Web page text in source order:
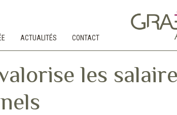
ACTUALITÉS CONTACT
les